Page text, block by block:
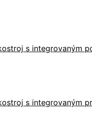
s integrovaným
s integrovaným